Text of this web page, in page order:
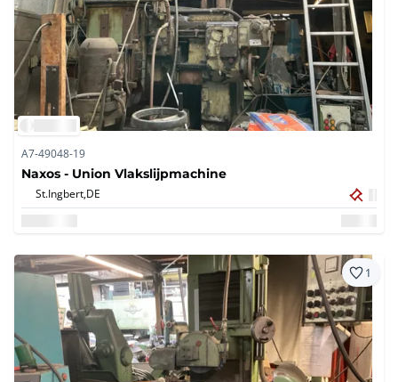
A7-49048-19
Naxos - Union Vlakslijpmachine
St.Ingbert,DE
1